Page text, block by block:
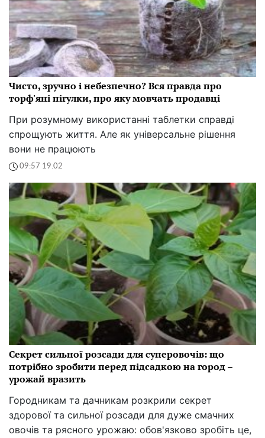
Чисто, зручно і небезпечно? Вся правда про
торф'яні пігулки, про яку мовчать продавці
При розумному використанні таблетки справді
спрощують життя. Але як універсальне рішення
вони не працюють
09:57 19.02
Секрет сильної розсади для суперовочів: що
потрібно зробити перед підсадкою на город –
урожай вразить
Городникам та дачникам розкрили секрет
здорової та сильної розсади для дуже смачних
овочів та рясного урожаю: обов'язково зробіть це,